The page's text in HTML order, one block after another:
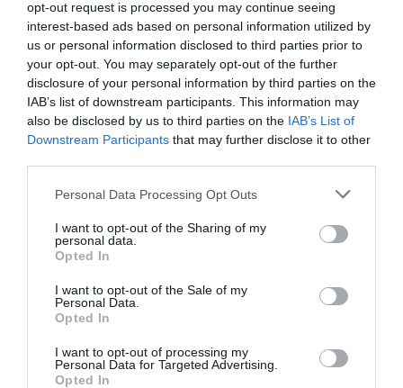
opt-out request is processed you may continue seeing
interest-based ads based on personal information utilized by
us or personal information disclosed to third parties prior to
your opt-out. You may separately opt-out of the further
disclosure of your personal information by third parties on the
IAB’s list of downstream participants. This information may
also be disclosed by us to third parties on the IAB’s List of
Downstream Participants that may further disclose it to other
Personal Data Processing Opt Outs
I want to opt-out of the Sharing of my
personal data.
Opted In
I want to opt-out of the Sale of my
Personal Data.
Opted In
I want to opt-out of processing my
Personal Data for Targeted Advertising.
Opted In
Látkové kreslo Urbano s
polohovaním vankúša
Látkové kreslo Urbano s
manuálnym relaxom
Látková sedačka Urbano: 3
sed so spaním
Látková sedačka Urbano 2
sed s manuálnym relaxom
POPIS PRODUKTU
Vonkajší rozmer:268 x 191 cm